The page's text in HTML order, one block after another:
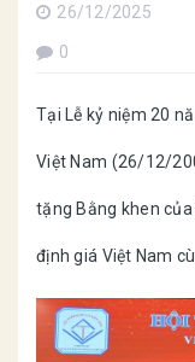
26/12/2025
0
Tại Lễ kỷ niệm 20
Việt Nam (26/12/
tặng Bằng khen
định giá Việt Nam